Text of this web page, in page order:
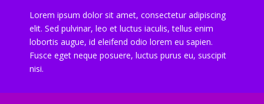
Lorem ipsum dolor sit amet, consectetur adipiscing
elit. Sed pulvinar, leo et luctus iaculis, tellus enim
lobortis augue, id eleifend odio lorem eu sapien.
Fusce eget neque posuere, luctus purus eu, suscipit
nisi.